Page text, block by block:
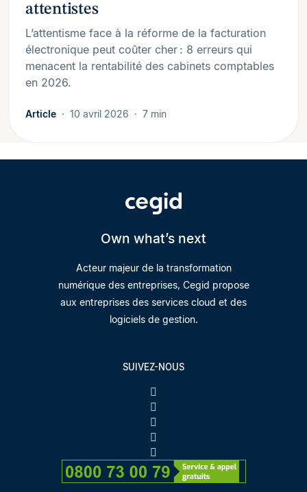
attentistes
L’attentisme face à la réforme de la facturation
électronique peut coûter cher : 8 erreurs qui
menacent la rentabilité des cabinets comptables
en 2026.
Article 10 avril 2026 7 min
Own what’s next
Acteur majeur de la transformation
numérique des entreprises, Cegid propose
aux entreprises des services cloud et des
logiciels de gestion.
SUIVEZ-NOUS